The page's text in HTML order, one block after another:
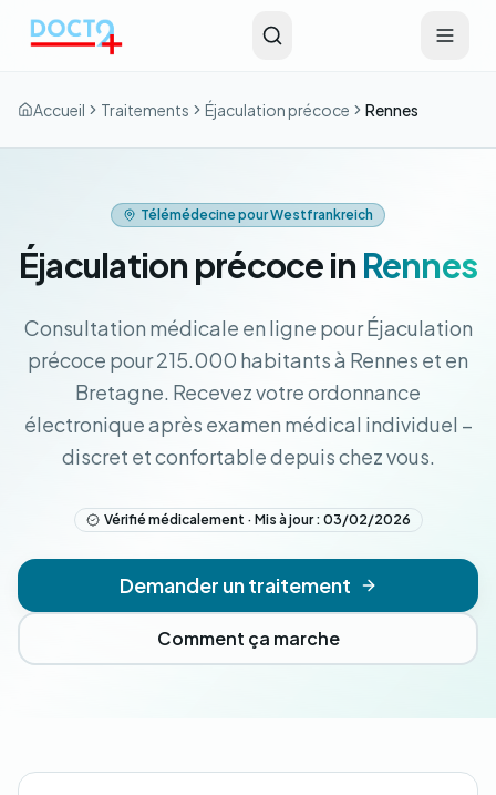
Accueil Traitements Éjaculation précoce Rennes
Télémédecine pour Westfrankreich
Éjaculation précoce in Rennes
Consultation médicale en ligne pour Éjaculation
précoce pour 215.000 habitants à Rennes et en
Bretagne. Recevez votre ordonnance
électronique après examen médical individuel –
discret et confortable depuis chez vous.
Vérifié médicalement · Mis à jour : 03/02/2026
Demander un traitement
Comment ça marche